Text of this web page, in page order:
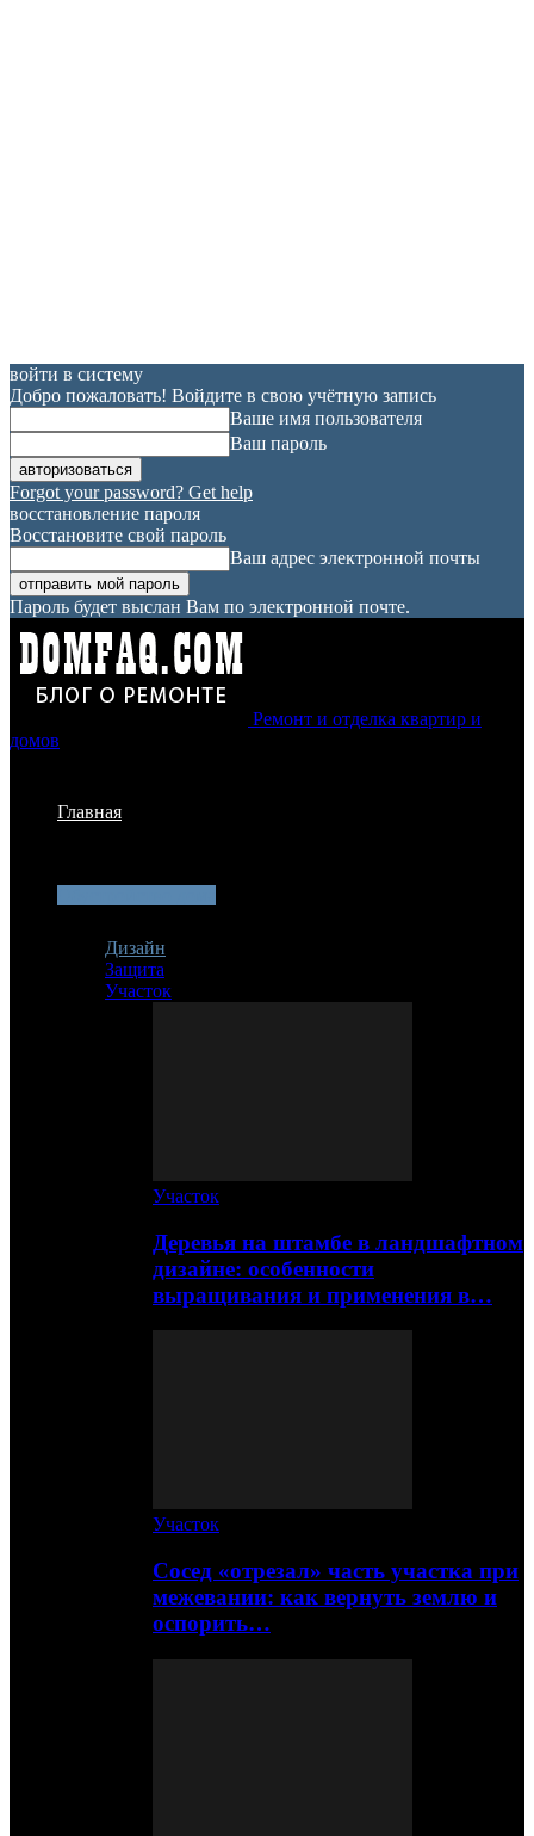
войти в систему
Добро пожаловать! Войдите в свою учётную запись
Ваше имя пользователя
Ваш пароль
Forgot your password? Get help
восстановление пароля
Восстановите свой пароль
Ваш адрес электронной почты
Пароль будет выслан Вам по электронной почте.
Ремонт и отделка квартир и
домов
Главная
Дизайн
Защита
Участок
Участок
Деревья на штамбе в ландшафтном
дизайне: особенности
выращивания и применения в…
Участок
Сосед «отрезал» часть участка при
межевании: как вернуть землю и
оспорить…